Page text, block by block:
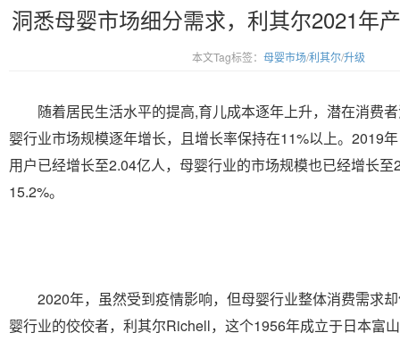
洞悉母婴市场细分需求，利其尔2021年
本文Tag标签： 母婴市场/利其尔/升级
随着居民生活水平的提高,育儿成本逐年上升，潜在消费
婴行业市场规模逐年增长，且增长率保持在11%以上。2019
用户已经增长至2.04亿人，母婴行业的市场规模也已经增长
15.2%。
2020年，虽然受到疫情影响，但母婴行业整体消费需求却
婴行业的佼佼者，利其尔Richell，这个1956年成立于日本富